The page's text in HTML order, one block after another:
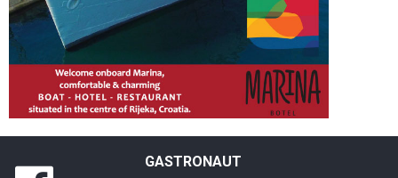
GASTRONAUT